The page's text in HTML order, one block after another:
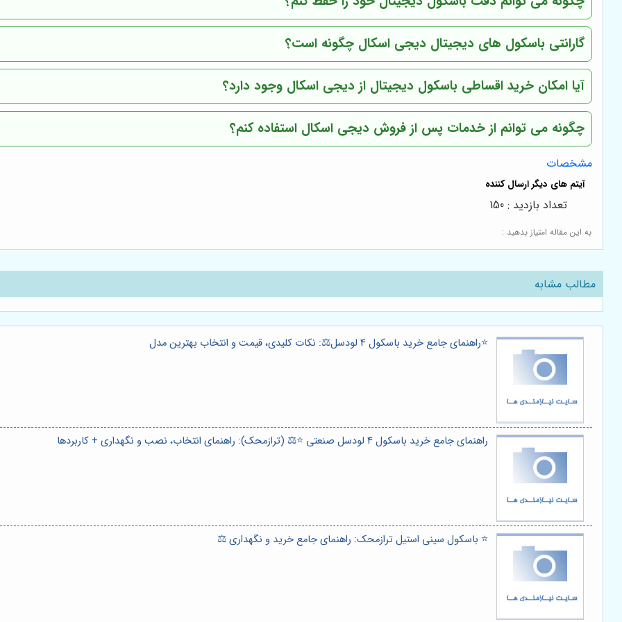
گارانتی باسکول های دیجیتال دیجی اسکال چگونه است؟
آیا امکان خرید اقساطی باسکول دیجیتال از دیجی اسکال وجود دارد؟
چگونه می توانم از خدمات پس از فروش دیجی اسکال استفاده کنم؟
مشخصات
به این مقاله امتیاز بدهید :
تعداد بازدید : 150
مطالب مشابه
⭐️راهنمای جامع خرید باسکول 4 لودسل⚖️: نکات کلیدی، قیمت و انتخاب بهترین مدل
راهنمای جامع خرید باسکول 4 لودسل صنعتی ⭐️⚖️ (ترازمحک): راهنمای انتخاب، نصب و نگهداری + کاربردها
⭐️ باسکول سینی استیل ترازمحک: راهنمای جامع خرید و نگهداری ⚖️